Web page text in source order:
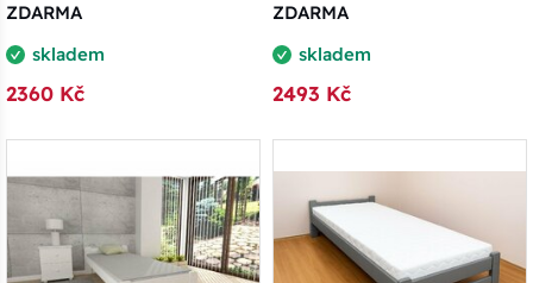
ZDARMA
skladem
2360 Kč
ZDARMA
skladem
2493 Kč